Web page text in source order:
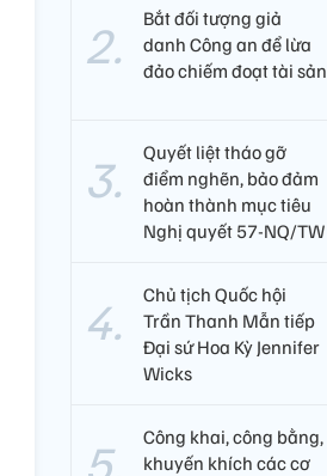
Bắt đối tượng giả
danh Công an để lừa
đảo chiếm đoạt tài sản
Quyết liệt tháo gỡ
điểm nghẽn, bảo đảm
hoàn thành mục tiêu
Nghị quyết 57-NQ/TW
Chủ tịch Quốc hội
Trần Thanh Mẫn tiếp
Đại sứ Hoa Kỳ Jennifer
Wicks
Công khai, công bằng,
khuyến khích các cơ